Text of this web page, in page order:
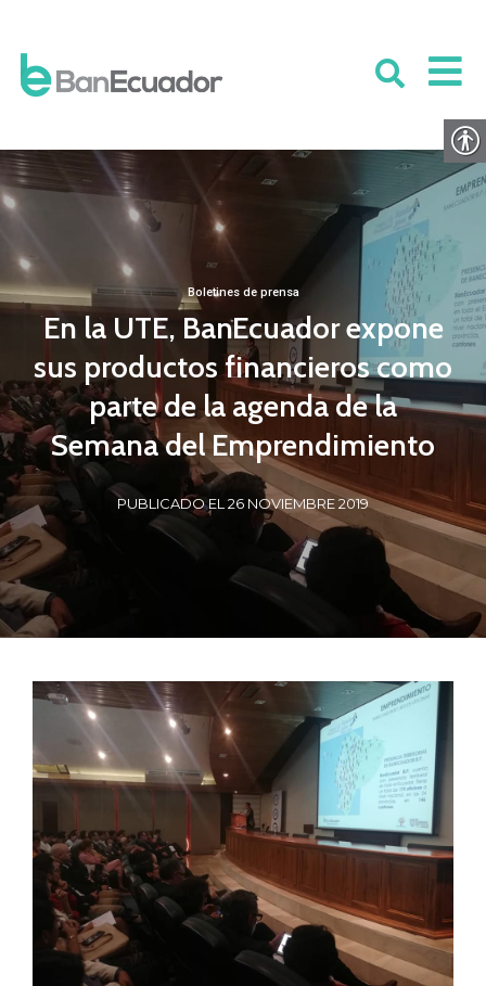
Boletines de prensa
En la UTE, BanEcuador expone
sus productos financieros como
parte de la agenda de la
Semana del Emprendimiento
PUBLICADO EL 26 NOVIEMBRE 2019